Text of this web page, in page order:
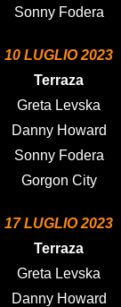
Sonny Fodera
10 LUGLIO 2023
Terraza
Greta Levska
Danny Howard
Sonny Fodera
Gorgon City
17 LUGLIO 2023
Terraza
Greta Levska
Danny Howard